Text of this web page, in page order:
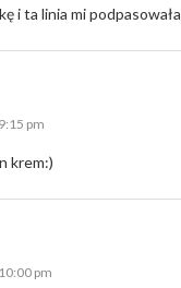
i ta linia mi podpasowała
pm
krem:)
pm